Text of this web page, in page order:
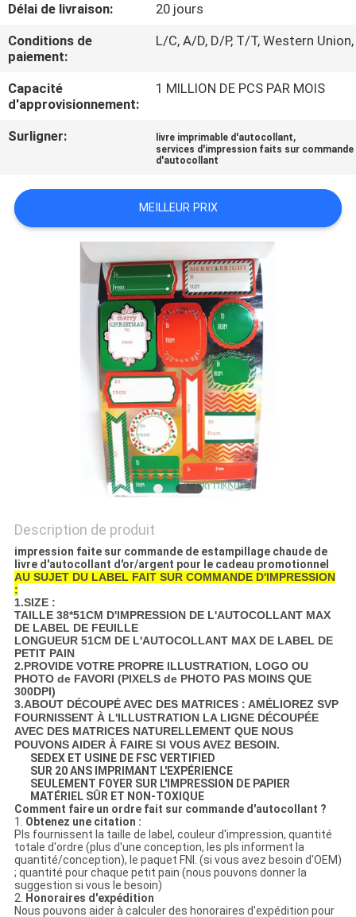
NOUS
DEMANDEZ
UNE
CITATION
DU
SITE
PRIVACY
Délai de livraison:
20 jours
Conditions de
paiement:
L/C, A/D, D/P, T/T, Western Union,
Capacité
d'approvisionnement:
1 MILLION DE PCS PAR MOIS
Surligner: livre imprimable d'autocollant,
services d'impression faits sur commande
d'autocollant
MEILLEUR PRIX
Description de produit
impression faite sur commande de estampillage chaude de
livre d'autocollant d'or/argent pour le cadeau promotionnel
AU SUJET DU LABEL FAIT SUR COMMANDE D'IMPRESSION
:
1.SIZE :
TAILLE 38*51CM D'IMPRESSION DE L'AUTOCOLLANT MAX
DE LABEL DE FEUILLE
LONGUEUR 51CM DE L'AUTOCOLLANT MAX DE LABEL DE
PETIT PAIN
2.PROVIDE VOTRE PROPRE ILLUSTRATION, LOGO OU
PHOTO de FAVORI (PIXELS de PHOTO PAS MOINS QUE
300DPI)
3.ABOUT DÉCOUPÉ AVEC DES MATRICES : AMÉLIOREZ SVP
FOURNISSENT À L'ILLUSTRATION LA LIGNE DÉCOUPÉE
AVEC DES MATRICES NATURELLEMENT QUE NOUS
POUVONS AIDER À FAIRE SI VOUS AVEZ BESOIN.
SEDEX ET USINE DE FSC VERTIFIED
SUR 20 ANS IMPRIMANT L'EXPÉRIENCE
SEULEMENT FOYER SUR L'IMPRESSION DE PAPIER
MATÉRIEL SÛR ET NON-TOXIQUE
Comment faire un ordre fait sur commande d'autocollant ?
1. Obtenez une citation :
Pls fournissent la taille de label, couleur d'impression, quantité
totale d'ordre (plus d'une conception, les pls informent la
quantité/conception), le paquet FNI. (si vous avez besoin d'OEM)
; quantité pour chaque petit pain (nous pouvons donner la
suggestion si vous le besoin)
2. Honoraires d'expédition
Nous pouvons aider à calculer des honoraires d'expédition pour